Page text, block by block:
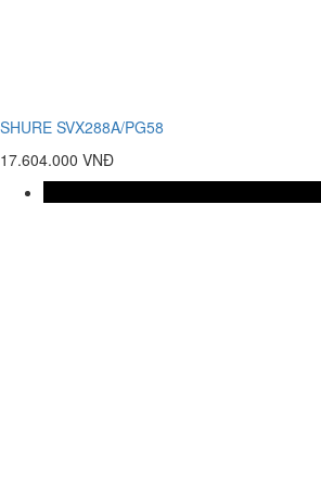
SHURE SVX288A/PG58
17.604.000 VNĐ